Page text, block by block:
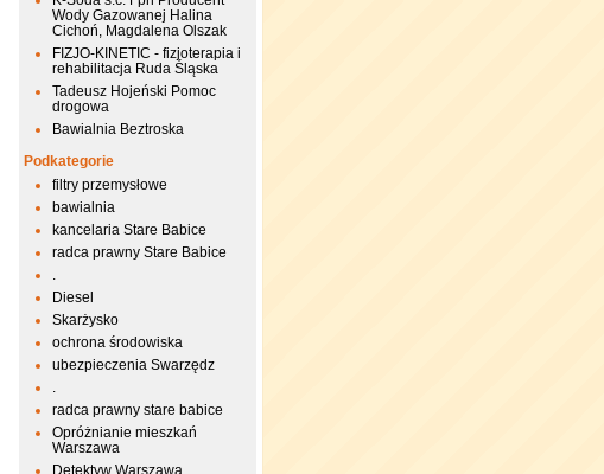
Wody Gazowanej Halina
Cichoń, Magdalena Olszak
FIZJO-KINETIC - fizjoterapia i
rehabilitacja Ruda Śląska
Tadeusz Hojeński Pomoc
drogowa
Bawialnia Beztroska
Podkategorie
filtry przemysłowe
bawialnia
kancelaria Stare Babice
radca prawny Stare Babice
.
Diesel
Skarżysko
ochrona środowiska
ubezpieczenia Swarzędz
.
radca prawny stare babice
Opróżnianie mieszkań
Warszawa
Detektyw Warszawa